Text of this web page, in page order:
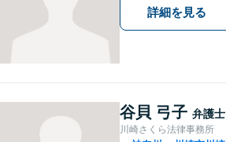
詳細を見る
谷貝 弓子 弁護士
川崎さくら法律事務所